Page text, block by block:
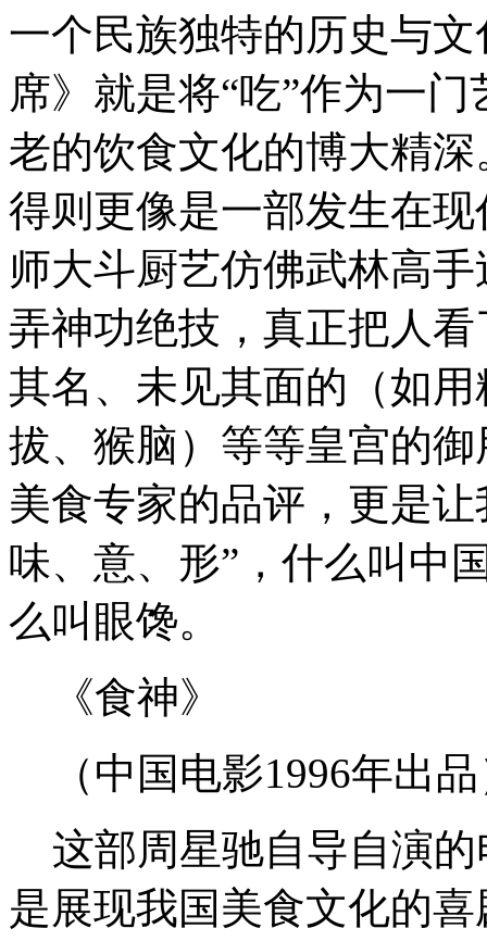
一个民族独特的历史与
席》就是将“吃”作为一
老的饮食文化的博大精
得则更像是一部发生在
师大斗厨艺仿佛武林高
弄神功绝技，真正把人
其名、未见其面的（如
拔、猴脑）等等皇宫的
美食专家的品评，更是
味、意、形”，什么叫
么叫眼馋。
《食神》
（中国电影1996年出品
这部周星驰自导自演的
是展现我国美食文化的